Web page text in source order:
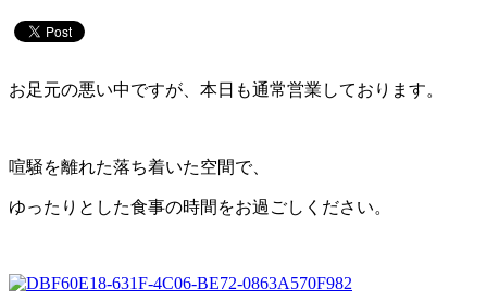
お足元の悪い中ですが、本日も通常営業しております。
喧騒を離れた落ち着いた空間で、
ゆったりとした食事の時間をお過ごしください。